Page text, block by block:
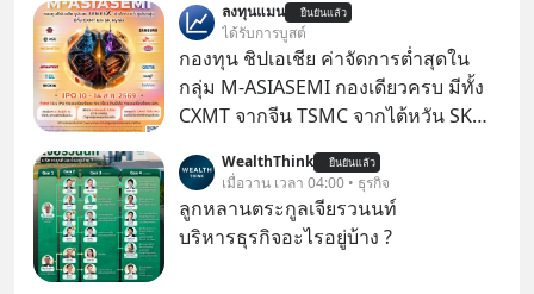
คิดใหม่ได้เลยครับ! ในขณะที่โลกโฟกัส
ชิป 3 นาโนเมตร แต่จีนกำลังเดินเกมที่
น่ากลัวกว่า โดยการเข้ายึดครองตลาด
‘Legacy Chips’ หรือชิปรุ่นเก่า ฟังดูไร้
EV, อุปกรณ์การแพทย์ ไปจนถึง
ขีปนาวุธ! จีนกำลังใช้ ‘Playbook’ เดิมที่
เคยใช้ถล่มตลาดโซล่าเซลล์มาแล้ว คือ
การทุ่มเงินอุดหนุนมหาศาลจนราคาพัง
ลงทุนแมน ยืนยันแล้ว
ได้รับการบูสต์
กองทุน ชิปเอเชีย ค่าจัดการต่ำสุดใน
กลุ่ม M-ASIASEMI กองเดียวครบ มีทั้ง
CXMT จากจีน TSMC จากไต้หวัน SK
WealthThink ยืนยันแล้ว
เมื่อวาน เวลา 04:00 • ธุรกิจ
ลูกหลานตระกูลเจียรวนนท์
บริหารธุรกิจอะไรอยู่บ้าง ?